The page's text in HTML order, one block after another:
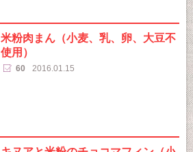
米粉肉まん（小麦、乳、卵、大豆不
使用）
60 2016.01.15